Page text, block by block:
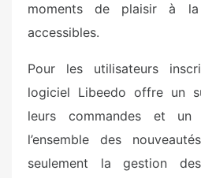
moments de plaisir à
accessibles.
Pour les utilisateurs
logiciel Libeedo offre un
leurs commandes et
l’ensemble des
seulement la gestion